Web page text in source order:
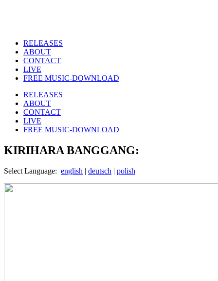
RELEASES
ABOUT
CONTACT
LIVE
FREE MUSIC-DOWNLOAD
RELEASES
ABOUT
CONTACT
LIVE
FREE MUSIC-DOWNLOAD
KIRIHARA BANGGANG:
Select Language: english | deutsch | polish